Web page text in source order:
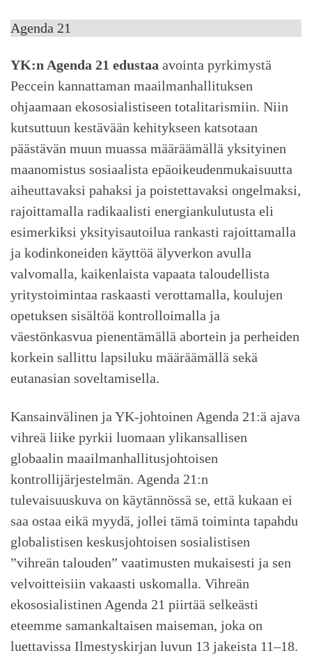
Agenda 21
YK:n Agenda 21 edustaa avointa pyrkimystä
Peccein kannattaman maailmanhallituksen
ohjaamaan ekososialistiseen totalitarismiin. Niin
kutsuttuun kestävään kehitykseen katsotaan
päästävän muun muassa määräämällä yksityinen
maanomistus sosiaalista epäoikeudenmukaisuutta
aiheuttavaksi pahaksi ja poistettavaksi ongelmaksi,
rajoittamalla radikaalisti energiankulutusta eli
esimerkiksi yksityisautoilua rankasti rajoittamalla
ja kodinkoneiden käyttöä älyverkon avulla
valvomalla, kaikenlaista vapaata taloudellista
yritystoimintaa raskaasti verottamalla, koulujen
opetuksen sisältöä kontrolloimalla ja
väestönkasvua pienentämällä abortein ja perheiden
korkein sallittu lapsiluku määräämällä sekä
eutanasian soveltamisella.
Kansainvälinen ja YK-johtoinen Agenda 21:ä ajava
vihreä liike pyrkii luomaan ylikansallisen
globaalin maailmanhallitusjohtoisen
kontrollijärjestelmän. Agenda 21:n
tulevaisuuskuva on käytännössä se, että kukaan ei
saa ostaa eikä myydä, jollei tämä toiminta tapahdu
globalistisen keskusjohtoisen sosialistisen
”vihreän talouden” vaatimusten mukaisesti ja sen
velvoitteisiin vakaasti uskomalla. Vihreän
ekososialistinen Agenda 21 piirtää selkeästi
eteemme samankaltaisen maiseman, joka on
luettavissa Ilmestyskirjan luvun 13 jakeista 11–18.